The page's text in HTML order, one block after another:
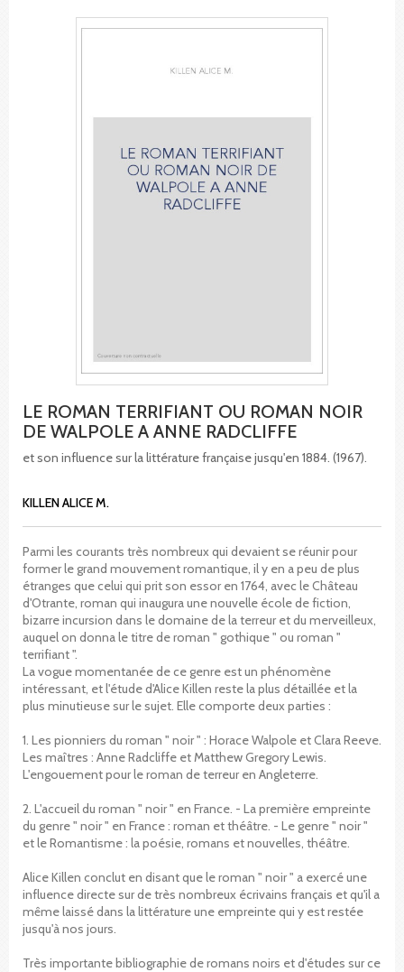
LE ROMAN TERRIFIANT OU ROMAN NOIR
DE WALPOLE A ANNE RADCLIFFE
et son influence sur la littérature française jusqu'en 1884. (1967).
KILLEN ALICE M.
Parmi les courants très nombreux qui devaient se réunir pour
former le grand mouvement romantique, il y en a peu de plus
étranges que celui qui prit son essor en 1764, avec le Château
d'Otrante, roman qui inaugura une nouvelle école de fiction,
bizarre incursion dans le domaine de la terreur et du merveilleux,
auquel on donna le titre de roman " gothique " ou roman "
terrifiant ".
La vogue momentanée de ce genre est un phénomène
intéressant, et l'étude d'Alice Killen reste la plus détaillée et la
plus minutieuse sur le sujet. Elle comporte deux parties :
1. Les pionniers du roman " noir " : Horace Walpole et Clara Reeve.
Les maîtres : Anne Radcliffe et Matthew Gregory Lewis.
L'engouement pour le roman de terreur en Angleterre.
2. L'accueil du roman " noir " en France. - La première empreinte
du genre " noir " en France : roman et théâtre. - Le genre " noir "
et le Romantisme : la poésie, romans et nouvelles, théâtre.
Alice Killen conclut en disant que le roman " noir " a exercé une
influence directe sur de très nombreux écrivains français et qu'il a
même laissé dans la littérature une empreinte qui y est restée
jusqu'à nos jours.
Très importante bibliographie de romans noirs et d'études sur ce